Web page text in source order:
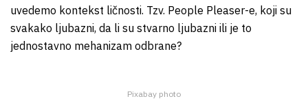
uvedemo kontekst ličnosti. Tzv. People Pleaser-e, koji su
svakako ljubazni, da li su stvarno ljubazni ili je to
jednostavno mehanizam odbrane?
Pixabay photo